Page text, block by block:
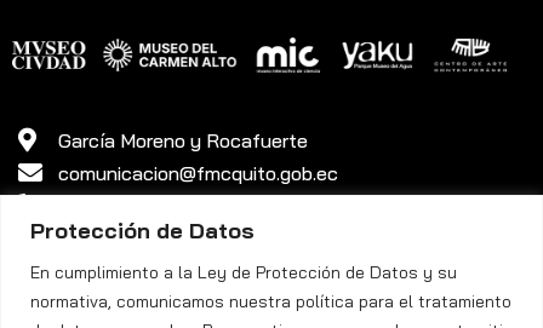
Protección de Datos
En cumplimiento a la Ley de Protección de Datos y su
normativa, comunicamos nuestra política para el tratamiento
García Moreno y Rocafuerte
comunicacion@fmcquito.gob.ec